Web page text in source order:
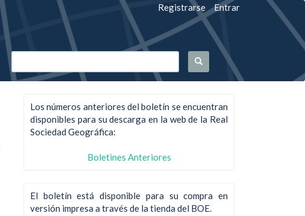
Registrarse Entrar
Los números anteriores del boletín se encuentran
disponibles para su descarga en la web de la Real
Sociedad Geográfica:
Boletines Anteriores
El boletín está disponible para su compra en
versión impresa a través de la tienda del BOE.